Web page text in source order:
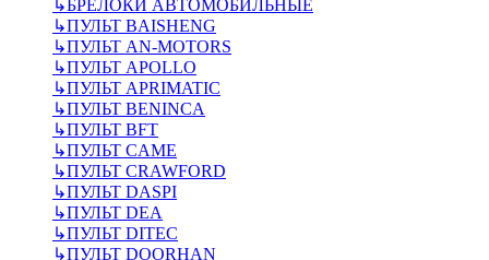
↳БРЕЛОКИ АВТОМОБИЛЬНЫЕ
↳ПУЛЬТ BAISHENG
↳ПУЛЬТ AN-MOTORS
↳ПУЛЬТ APOLLO
↳ПУЛЬТ APRIMATIC
↳ПУЛЬТ BENINCA
↳ПУЛЬТ BFT
↳ПУЛЬТ CAME
↳ПУЛЬТ CRAWFORD
↳ПУЛЬТ DASPI
↳ПУЛЬТ DEA
↳ПУЛЬТ DITEC
↳ПУЛЬТ DOORHAN